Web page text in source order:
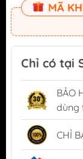
MÃ
Chỉ có tại
BẢO
dùng
CHỈ